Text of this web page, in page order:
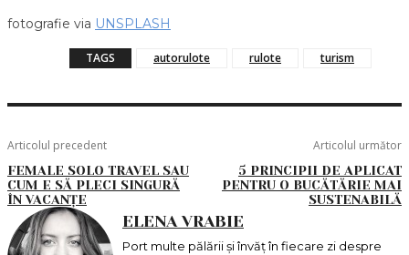
fotografie via UNSPLASH
TAGS autorulote rulote turism
Articolul precedent
FEMALE SOLO TRAVEL SAU
CUM E SĂ PLECI SINGURĂ
ÎN VACANȚE
Articolul următor
5 PRINCIPII DE APLICAT
PENTRU O BUCĂTĂRIE MAI
SUSTENABILĂ
ELENA VRABIE
Port multe pălării și învăț în fiecare zi despre